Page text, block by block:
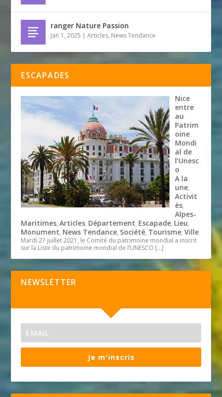
ranger Nature Passion
Jan 1, 2025 |Articles, News Tendance
ESCAPADES
Nice
entre
au
Patrim
oine
Mondi
al de
l’Unesc
o
A la
une,
Activit
és,
Alpes-
Maritimes,Articles, Département, Escapade, Lieu,
Monument, News Tendance, Société, Tourisme,Ville
Mardi 27 juillet 2021, le Comité du patrimoine mondial a inscrit
sur la Liste du patrimoine mondial de l’UNESCO […]
NEWSLETTER
Je m'inscris